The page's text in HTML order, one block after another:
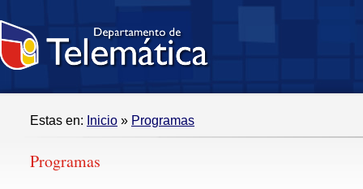
Estas en: Inicio » Programas
Programas